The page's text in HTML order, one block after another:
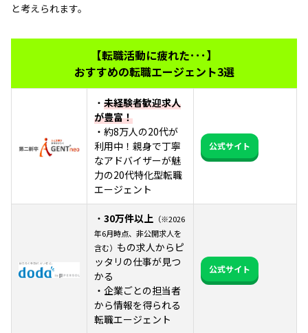
と考えられます。
【転職活動に疲れた･･･】
おすすめの転職エージェント3選
・ 未経験者歓迎求人
が豊富！
・約8万人の20代が
利用中！親身で丁寧
なアドバイザーが魅
力の20代特化型転職
エージェント
公式サイト
・ 30万件以上 （※2026
年6月時点、非公開求人を
含む） もの求人からピ
ッタリの仕事が見つ
かる
・企業ごとの担当者
から情報を得られる
転職エージェント
公式サイト